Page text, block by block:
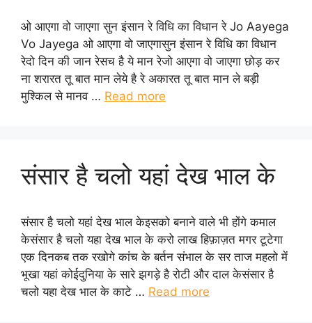
ओ आएगा वो जाएगा सुन इंसान रे विधि का विधान रे Jo Aayega
Vo Jayega ओ आएगा वो जाएगासुन इंसान रे विधि का विधान
रेदो दिन की जान रेसच है ये मान रेजो आएगा वो जाएगा छोड़ कर
ना शरारत तू बात मान लेये है रे अकारत तू बात मान ले बड़ी
मुश्किल से मानव … Read more
संसार है चलो यहां देख भाल के
संसार है चलो यहां देख भाल केइसको बनाने वाले भी होंगे कमाल
केसंसार है चलो यहा देख भाल के करो लाख हिफ़ाज़त मगर टूटेगा
एक दिनकब तक रखोगे कांच के बर्तन संभाल के सर ताज महलो में
भूखा यहां कोईदुनिया के सारे झगड़े है रोटी और दाल केसंसार है
चलो यहा देख भाल के काटे … Read more